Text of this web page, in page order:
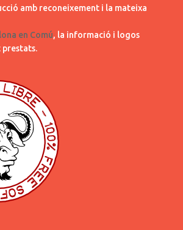
amb reconeixement i la mateixa
en Comú, la informació i logos
prestats.